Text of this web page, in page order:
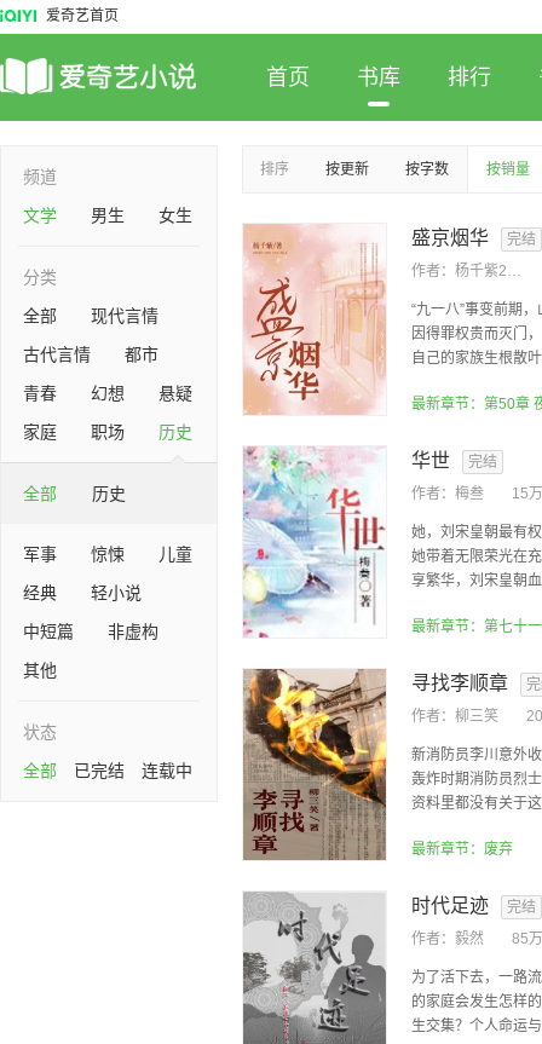
爱奇艺首页
首页 书库 排行
频道
文学
男生 女生
分类
全部
现代言情
古代言情
都市
青春
幻想
悬疑
家庭
职场 历史
全部 历史
军事 惊悚
儿童
经典
轻小说
中短篇
非虚构
其他
状态
全部
已完结 连载中
排序 按更新 按字数 按销量
盛京烟华
完结
作者：
杨千紫2024
“九一八”事变前期
因得罪权贵而灭门
自己的家族生根散
华世
完结
作者： 梅叁 15
她，刘宋皇朝最有
她带着无限荣光在
享繁华，刘宋皇朝
最新章节：第七十
寻找李顺章
作者： 柳三笑
新消防员李川意外
轰炸时期消防员烈
资料里都没有关于
最新章节：废弃
时代足迹
完结
作者： 毅然 85
为了活下去，一路
的家庭会发生怎样
生交集？个人命运